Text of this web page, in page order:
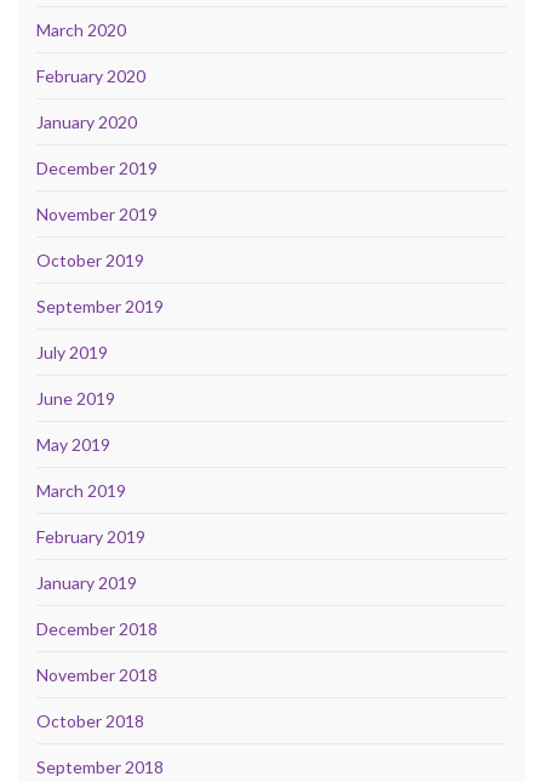
March 2020
February 2020
January 2020
December 2019
November 2019
October 2019
September 2019
July 2019
June 2019
May 2019
March 2019
February 2019
January 2019
December 2018
November 2018
October 2018
September 2018